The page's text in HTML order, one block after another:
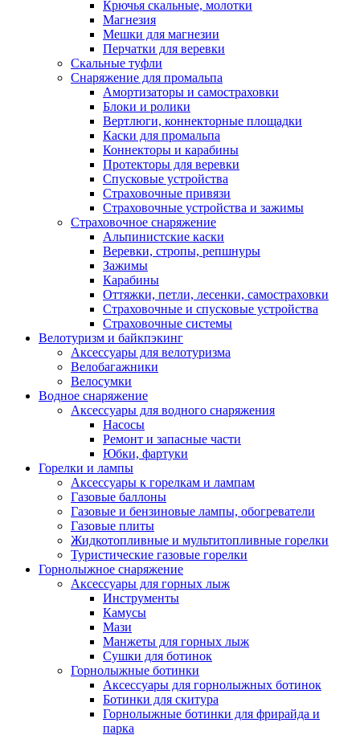
Крючья скальные, молотки
Магнезия
Мешки для магнезии
Перчатки для веревки
Скальные туфли
Снаряжение для промальпа
Амортизаторы и самостраховки
Блоки и ролики
Вертлюги, коннекторные площадки
Каски для промальпа
Коннекторы и карабины
Протекторы для веревки
Спусковые устройства
Страховочные привязи
Страховочные устройства и зажимы
Страховочное снаряжение
Альпинистские каски
Веревки, стропы, репшнуры
Зажимы
Карабины
Оттяжки, петли, лесенки, самостраховки
Страховочные и спусковые устройства
Страховочные системы
Велотуризм и байкпэкинг
Аксессуары для велотуризма
Велобагажники
Велосумки
Водное снаряжение
Аксессуары для водного снаряжения
Насосы
Ремонт и запасные части
Юбки, фартуки
Горелки и лампы
Аксессуары к горелкам и лампам
Газовые баллоны
Газовые и бензиновые лампы, обогреватели
Газовые плиты
Жидкотопливные и мультитопливные горелки
Туристические газовые горелки
Горнолыжное снаряжение
Аксессуары для горных лыж
Инструменты
Камусы
Мази
Манжеты для горных лыж
Сушки для ботинок
Горнолыжные ботинки
Аксессуары для горнолыжных ботинок
Ботинки для скитура
Горнолыжные ботинки для фрирайда и
парка